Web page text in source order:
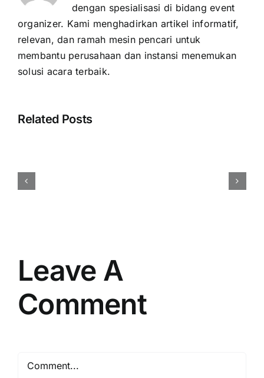
dengan spesialisasi di bidang event
organizer. Kami menghadirkan artikel informatif,
relevan, dan ramah mesin pencari untuk
membantu perusahaan dan instansi menemukan
solusi acara terbaik.
Related Posts
Leave A
Comment